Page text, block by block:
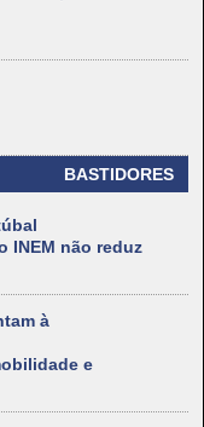
BASTIDORES
INEM não reduz
à
e